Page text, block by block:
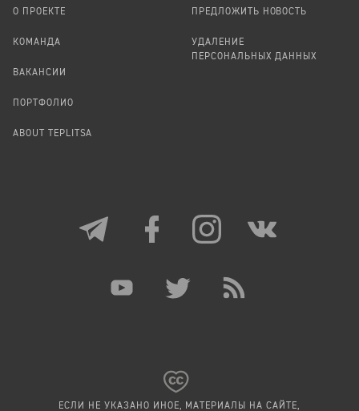
О ПРОЕКТЕ
КОМАНДА
ВАКАНСИИ
ПОРТФОЛИО
ABOUT TEPLITSA
ПРЕДЛОЖИТЬ НОВОСТЬ
УДАЛЕНИЕ
ПЕРСОНАЛЬНЫХ ДАННЫХ
ЕСЛИ НЕ УКАЗАНО ИНОЕ, МАТЕРИАЛЫ НА САЙТЕ,